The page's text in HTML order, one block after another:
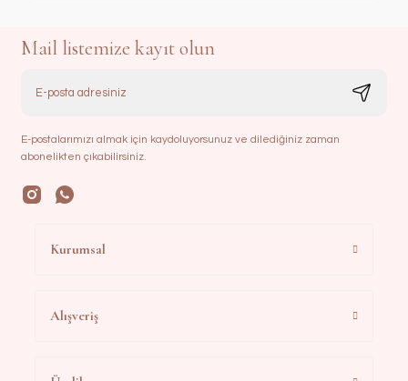
Mail listemize kayıt olun
E-postalarımızı almak için kaydoluyorsunuz ve dilediğiniz zaman
abonelikten çıkabilirsiniz.
Kurumsal
Alışveriş